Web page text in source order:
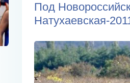
Под
Натухаевская-